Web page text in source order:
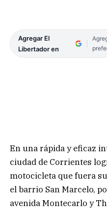
Agregar El
Libertador en
En una rápida y eficaz
ciudad de Corrientes
motocicleta que fuera
el barrio San Marcelo,
avenida Montecarlo y